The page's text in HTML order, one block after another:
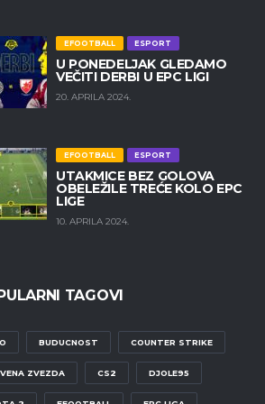
EFOOTBALL ESPORT
U PONEDELJAK GLEDAMO
VEČITI DERBI U EPC LIGI
20. APRILA 2024.
EFOOTBALL ESPORT
UTAKMICE BEZ GOLOVA
OBELEŽILE TREĆE KOLO EPC
LIGE
10. APRILA 2024.
TAGOVI
BUDUCNOST COUNTER STRIKE
ZVEZDA CS2 DJOLE95
RESULTS
W
W 0-3